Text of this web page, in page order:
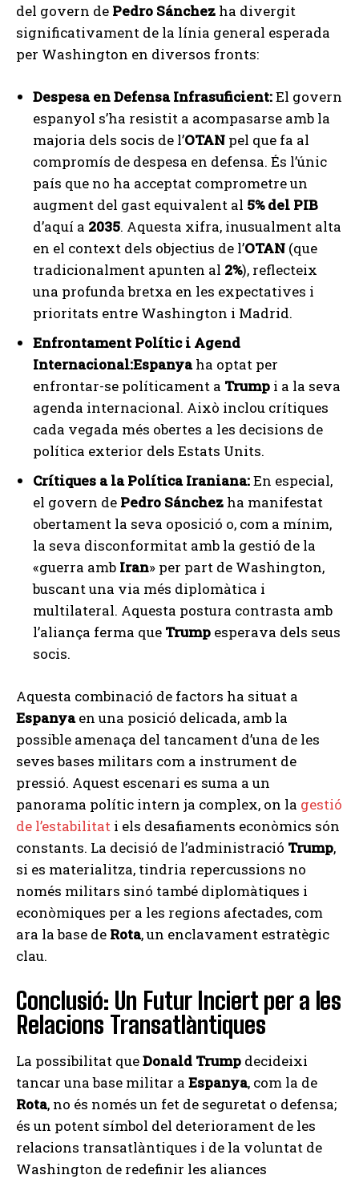
del govern de Pedro Sánchez ha divergit
significativament de la línia general esperada
per Washington en diversos fronts:
Despesa en Defensa Infrasuficient:El govern
espanyol s’ha resistit a acompasarse amb la
majoria dels socis de l’OTAN pel que fa al
compromís de despesa en defensa. És l’únic
país que no ha acceptat comprometre un
augment del gast equivalent al 5% del PIB
d’aquí a 2035. Aquesta xifra, inusualment alta
en el context dels objectius de l’OTAN (que
tradicionalment apunten al 2%), reflecteix
una profunda bretxa en les expectatives i
prioritats entre Washington i Madrid.
Enfrontament Polític i Agend
Internacional:Espanyaha optat per
enfrontar-se políticament a Trump i a la seva
agenda internacional. Això inclou crítiques
cada vegada més obertes a les decisions de
política exterior dels Estats Units.
Crítiques a la Política Iraniana:En especial,
el govern de Pedro Sánchez ha manifestat
obertament la seva oposició o, com a mínim,
la seva disconformitat amb la gestió de la
«guerra amb Iran» per part de Washington,
buscant una via més diplomàtica i
multilateral. Aquesta postura contrasta amb
l’aliança ferma que Trump esperava dels seus
socis.
Aquesta combinació de factors ha situat a
Espanyaen una posició delicada, amb la
possible amenaça del tancament d’una de les
seves bases militars com a instrument de
pressió. Aquest escenari es suma a un
panorama polític intern ja complex, on la gestió
de l’estabilitat i els desafiaments econòmics són
constants. La decisió de l’administració Trump,
si es materialitza, tindria repercussions no
només militars sinó també diplomàtiques i
econòmiques per a les regions afectades, com
ara la base de Rota, un enclavament estratègic
clau.
Conclusió: Un Futur Inciert per a les
Relacions Transatlàntiques
La possibilitat queDonald Trump decideixi
tancar una base militar a Espanya, com la de
Rota, no és només un fet de seguretat o defensa;
és un potent símbol del deteriorament de les
relacions transatlàntiques i de la voluntat de
Washington de redefinir les aliances